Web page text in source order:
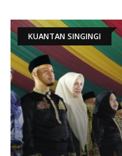
Pemerintahan dan
Provinsi Riau, Zulkifli
kafilah dari 12
rangkaian pembukaan
bersama para peserta
dan semangat kepada
seluruh peserta yang
provinsi
KUANTAN SINGINGI